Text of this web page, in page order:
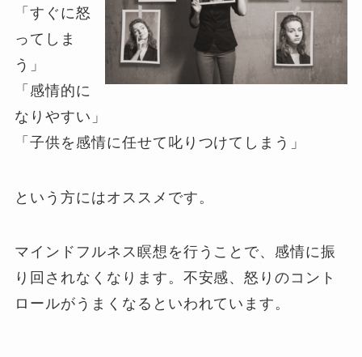
「すぐに怒
ってしま
う」
「感情的に
なりやすい」
「子供を感情に任せて叱りつけてしまう」
という方にはオススメです。
マインドフルネス瞑想を行うことで、感情に振
り回されなくなります。不安感、怒りのコント
ロールがうまくなるといわれています。